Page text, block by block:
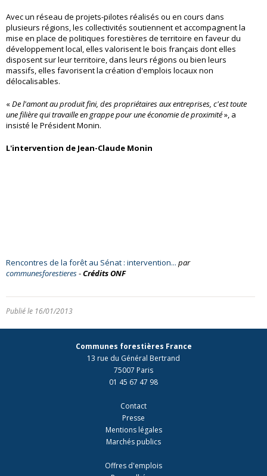
Avec un réseau de projets-pilotes réalisés ou en cours dans
plusieurs régions, les collectivités soutiennent et accompagnent la
mise en place de politiques forestières de territoire en faveur du
développement local, elles valorisent le bois français dont elles
disposent sur leur territoire, dans leurs régions ou bien leurs
massifs, elles favorisent la création d'emplois locaux non
délocalisables.
«De l'amont au produit fini, des propriétaires aux entreprises, c'est toute
une filière qui travaille en grappe pour une économie de proximité», a
insisté le Président Monin.
L'intervention de Jean-Claude Monin
Rencontres de la forêt au Sénat : intervention... par
communesforestieres-Crédits ONF
Publié le 16/01/2013
Communes forestières France
13 rue du Général Bertrand
75007 Paris
01 45 67 47 98
Contact
Presse
Mentions légales
Marchés publics
Offres d'emplois